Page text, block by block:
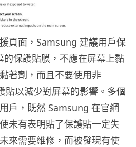
頁面，Samsung 建議用戶保
保護貼膜，不應在屏幕上黏
著劑，而且不要使用非
貼以減少對屏幕的影響。多個
戶，既然 Samsung 在官網
未有表明貼了保護貼一定失
來需要維修，而被發現有使